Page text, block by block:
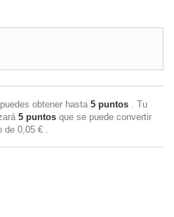
obtener hasta 5 puntos . Tu
5 puntos que se puede convertir
de 0,05 € .